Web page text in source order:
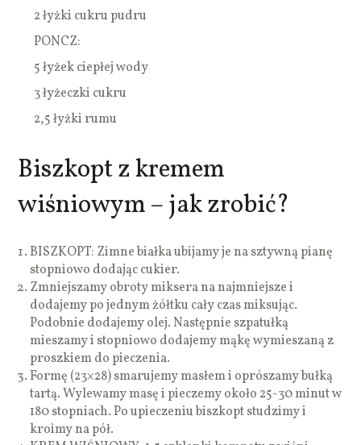
2 łyżki cukru pudru
PONCZ:
5 łyżek ciepłej wody
3 łyżeczki cukru
2,5 łyżki rumu
Biszkopt z kremem
wiśniowym – jak zrobić?
BISZKOPT: Zimne białka ubijamy je na sztywną pianę
stopniowo dodając cukier.
Zmniejszamy obroty miksera na najmniejsze i
dodajemy po jednym żółtku cały czas miksując.
Podobnie dodajemy olej. Następnie szpatułką
mieszamy i stopniowo dodajemy mąkę wymieszaną z
proszkiem do pieczenia.
Formę (23×28) smarujemy masłem i oprószamy bułką
tartą. Wylewamy masę i pieczemy około 25-30 minut w
180 stopniach. Po upieczeniu biszkopt studzimy i
kroimy na pół.